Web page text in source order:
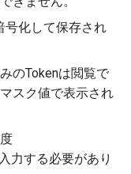
号化して保存され
のTokenは閲覧で
スク値で表示され
力する必要があり